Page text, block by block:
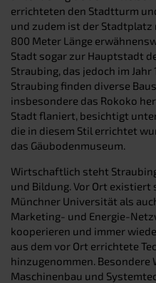
errichteten den Stadtturm
und zudem ist der Stadtplatz
800 Meter Länge
Stadt sogar zur Hauptstadt
Straubing, das jedoch im
Straubing finden diverse
insbesondere das Rokoko
Stadt flaniert, besichtigt
die in diesem Stil errichtet
das Gäubodenmuseum.
Wirtschaftlich steht
und Bildung. Vor Ort
Münchner Universität als
Marketing- und Energie-
kooperieren und immer
aus dem vor Ort errichtete
hinzugenommen. Besondere
Maschinenbau und